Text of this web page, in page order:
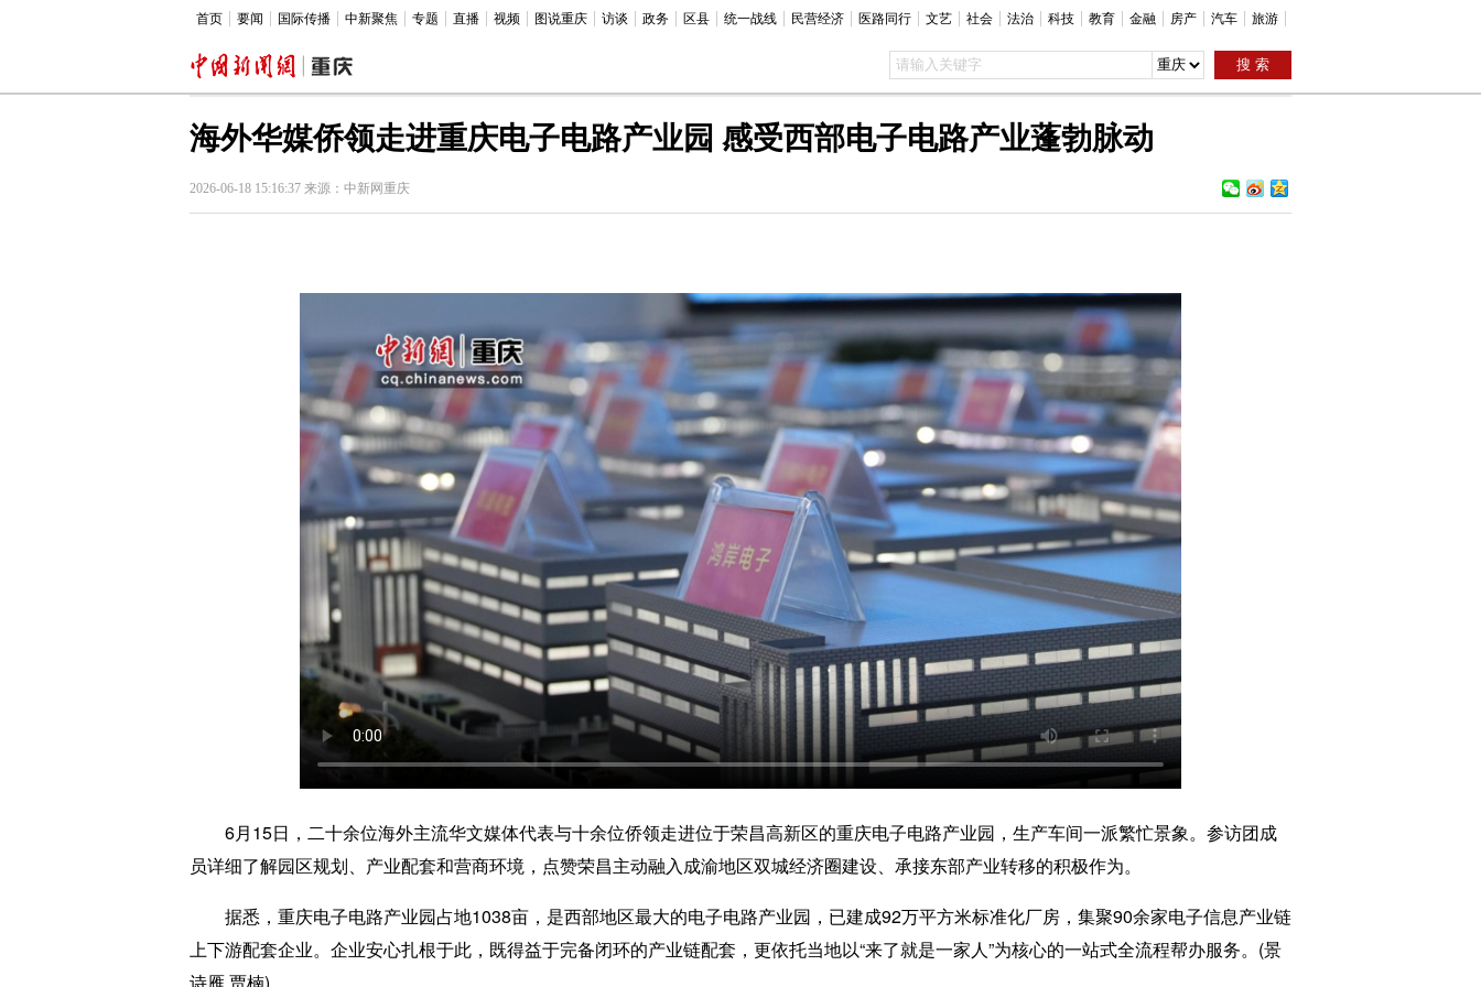
首页 要闻 国际传播 中新聚焦 专题 直播 视频 图说重庆 访谈 政务 区县 统一战线 民营经济 医路同行 文艺 社会 法治 科技 教育 金融 房产 汽车 旅游
海外华媒侨领走进重庆电子电路产业园 感受西部电子电路产业蓬勃脉动
2026-06-18 15:16:37 来源：中新网重庆
6月15日，二十余位海外主流华文媒体代表与十余位侨领走进位于荣昌高新区的重庆电子电路产业园，生产车间一派繁忙景象。参访团成
员详细了解园区规划、产业配套和营商环境，点赞荣昌主动融入成渝地区双城经济圈建设、承接东部产业转移的积极作为。
据悉，重庆电子电路产业园占地1038亩，是西部地区最大的电子电路产业园，已建成92万平方米标准化厂房，集聚90余家电子信息产业链
上下游配套企业。企业安心扎根于此，既得益于完备闭环的产业链配套，更依托当地以“来了就是一家人”为核心的一站式全流程帮办服务。(景